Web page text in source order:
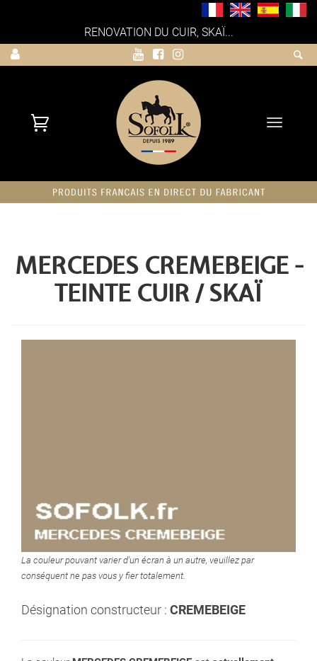
RENOVATION DU CUIR, SKAÏ...
Toggle
MERCEDES CREMEBEIGE -
TEINTE CUIR / SKAÏ
La couleur pouvant varier d'un écran à un autre, veuillez par
conséquent ne pas vous y fier totalement.
Désignation constructeur : CREMEBEIGE